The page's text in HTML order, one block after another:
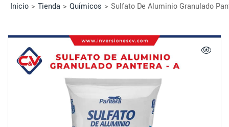
Inicio > Tienda > Químicos > Sulfato De Aluminio Granulado